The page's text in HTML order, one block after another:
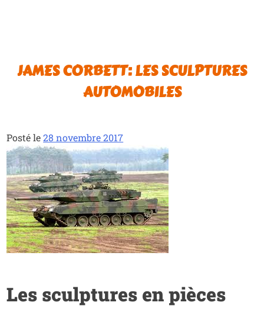
JAMES CORBETT: LES SCULPTURES
AUTOMOBILES
Posté le28 novembre 2017
Les sculptures en pièces